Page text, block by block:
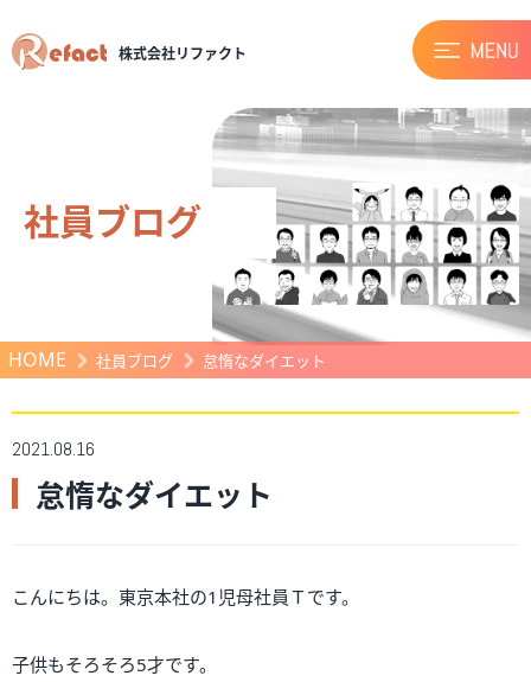
株式会社リファクト
社員ブログ
HOME 社員ブログ 怠惰なダイエット
2021.08.16
怠惰なダイエット
こんにちは。東京本社の1児母社員Ｔです。
子供もそろそろ5才です。